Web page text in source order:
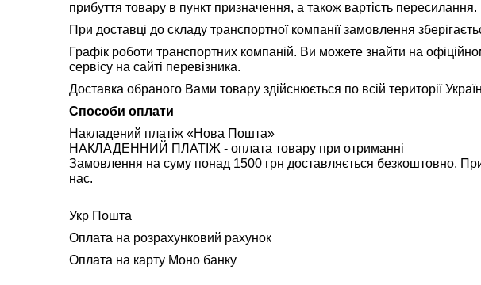
прибуття товару в пункт призначення, а також вартість пересилання.
При доставці до складу транспортної компанії замовлення
Графік роботи транспортних компаній. Ви можете знайти на
сервісу на сайті перевізника.
Доставка обраного Вами товару здійснюється по всій території
Способи оплати
Накладений платіж «Нова Пошта»
НАКЛАДЕННИЙ ПЛАТІЖ - оплата товару при отриманні
Замовлення на суму понад 1500 грн доставляється безкоштовно.
нас.
Укр Пошта
Оплата на розрахунковий рахунок
Оплата на карту Моно банку